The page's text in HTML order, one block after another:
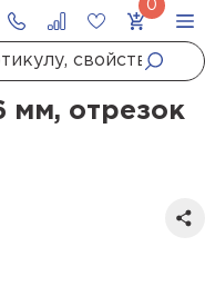
мм, отрезок